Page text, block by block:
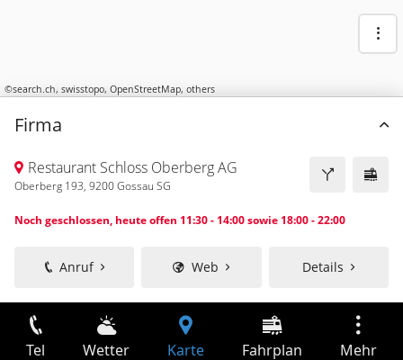
©search.ch, swisstopo, OpenStreetMap, others
Firma
Restaurant Schloss Oberberg AG
Oberberg 193, 9200 Gossau SG
Noch geschlossen, heute offen 11:30 - 14:00 sowie 18:00 - 22:00
Anruf Web Details
Tel Wetter Karte Fahrplan Mehr